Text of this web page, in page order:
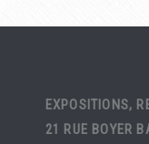
EXPOSITIONS,
21 RUE BOYER